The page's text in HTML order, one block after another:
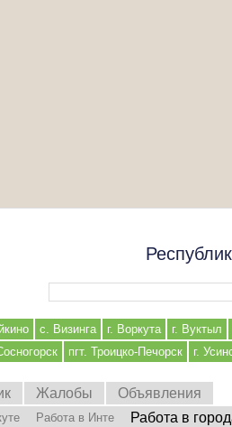
с. Визинга г. Воркута г. Вуктыл
пгт. Троицко-Печорск г.
Жалобы Объявления
Работа в Инте Работа в